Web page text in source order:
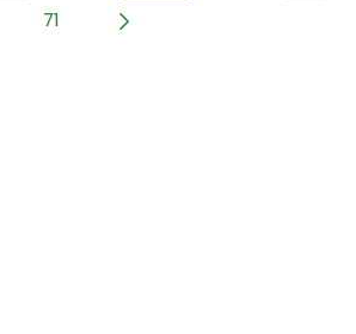
Página
71